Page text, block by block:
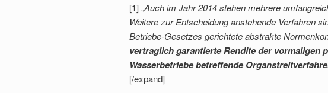
[1] „Auch im Jahr 2014 stehen mehrere
Weitere zur Entscheidung anstehende Verfahren
Betriebe-Gesetzes gerichtete abstrakte
vertraglich garantierte Rendite der vormaligen
Wasserbetriebe betreffende
[/expand]